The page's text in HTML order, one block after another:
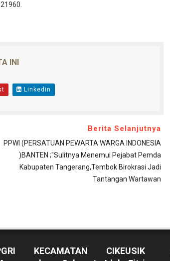
INI
Linkedin
Berita Selanjutnya
PPWI (PERSATUAN PEWARTA WARGA INDONESIA
)BANTEN ;"Sulitnya Menemui Pejabat Pemda
Kabupaten Tangerang,Tembok Birokrasi Jadi
Tantangan Wartawan
KECAMATAN CIKEUSIK